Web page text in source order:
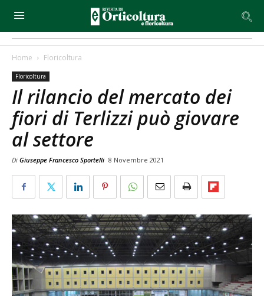
Home Floricoltura
Floricoltura
Il rilancio del mercato dei
fiori di Terlizzi può giovare
al settore
Di Giuseppe Francesco Sportelli 8 Novembre 2021